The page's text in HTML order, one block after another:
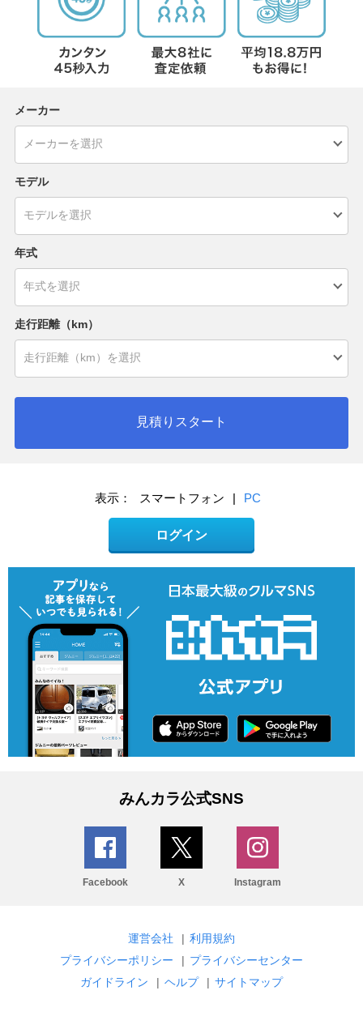
メーカー
モデル
年式
走行距離（km）
見積りスタート
表示： スマートフォン | PC
ログイン
みんカラ公式SNS
Facebook X Instagram
運営会社 | 利用規約
プライバシーポリシー
| プライバシーセンター
ガイドライン
| ヘルプ | サイトマップ